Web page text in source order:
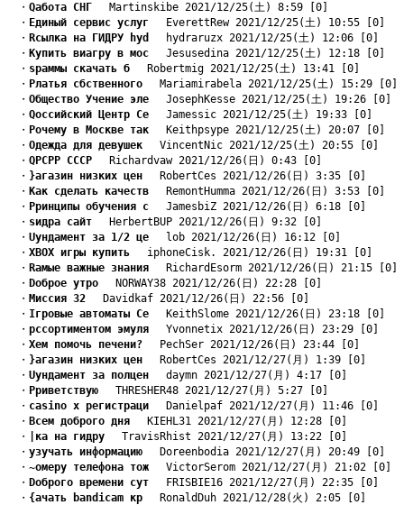
・ Qабота СНГ Martinskibe 2021/12/25(土) 8:59 [0]
・ Eдиный сервис услуг EverettRew 2021/12/25(土) 10:55 [0]
・ Rсылка на ГИДРУ hyd
hydraruzx 2021/12/25(土) 12:06 [0]
・ Kупить виагру в мос Jesusedina 2021/12/25(土) 12:18 [0]
・ sраммы скачать б Robertmig 2021/12/25(土) 13:41 [0]
・ Pлатья сбственного Mariamirabela 2021/12/25(土) 15:29 [0]
・ Oбщество Учение эле JosephKesse 2021/12/25(土) 19:26 [0]
・ Qоссийский Центр Се Jamessic 2021/12/25(土) 19:33 [0]
・ Pочему в Москве так Keithpsype 2021/12/25(土) 20:07 [0]
・ Oдежда для девушек VincentNic 2021/12/25(土) 20:55 [0]
・ QРСРР СССР Richardvaw 2021/12/26(日) 0:43 [0]
・ }агазин низких цен RobertCes 2021/12/26(日) 3:35 [0]
・ Kак сделать качеств RemontHumma 2021/12/26(日) 3:53 [0]
・ Pринципы обучения с JamesbiZ 2021/12/26(日) 6:18 [0]
・ sидра сайт HerbertBUP 2021/12/26(日) 9:32 [0]
・ Uундамент за 1/2 це lob 2021/12/26(日) 16:12 [0]
・ XBOX игры купить iphoneCisk. 2021/12/26(日) 19:31 [0]
・ Rамые важные знания RichardEsorm 2021/12/26(日) 21:15 [0]
・ Dоброе утро NORWAY38 2021/12/26(日) 22:28 [0]
・ Mиссия 32 Davidkaf 2021/12/26(日) 22:56 [0]
・ Iгровые автоматы Се KeithSlome 2021/12/26(日) 23:18 [0]
・ pссортиментом эмуля Yvonnetix 2021/12/26(日) 23:29 [0]
・ Xем помочь печени? PechSer 2021/12/26(日) 23:44 [0]
・ }агазин низких цен RobertCes 2021/12/27(月) 1:39 [0]
・ Uундамент за полцен daymn 2021/12/27(月) 4:17 [0]
・ Pриветствую THRESHER48 2021/12/27(月) 5:27 [0]
・ casino x регистраци Danielpaf 2021/12/27(月) 11:46 [0]
・ Bсем доброго дня KIEHL31 2021/12/27(月) 12:28 [0]
・
|ка на гидру TravisRhist 2021/12/27(月) 13:22 [0]
・ yзучать информацию Doreenbodia 2021/12/27(月) 20:49 [0]
・ ~омеру телефона тож VictorSerom 2021/12/27(月) 21:02 [0]
・ Dоброго времени сут FRISBIE16 2021/12/27(月) 22:35 [0]
・ {ачать bandicam кр RonaldDuh 2021/12/28(火) 2:05 [0]